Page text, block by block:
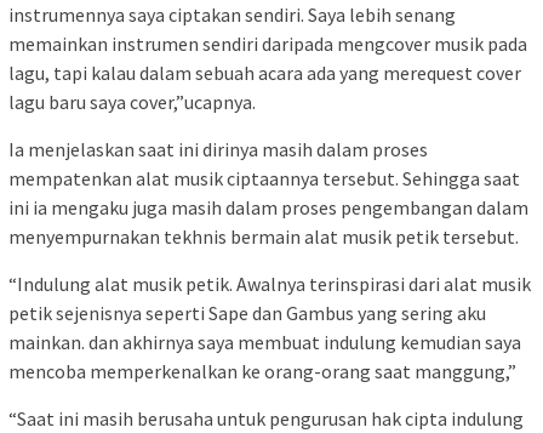
instrumennya saya ciptakan sendiri. Saya lebih senang
memainkan instrumen sendiri daripada mengcover musik pada
lagu, tapi kalau dalam sebuah acara ada yang merequest cover
lagu baru saya cover,”ucapnya.
Ia menjelaskan saat ini dirinya masih dalam proses
mempatenkan alat musik ciptaannya tersebut. Sehingga saat
ini ia mengaku juga masih dalam proses pengembangan dalam
menyempurnakan tekhnis bermain alat musik petik tersebut.
“Indulung alat musik petik. Awalnya terinspirasi dari alat musik
petik sejenisnya seperti Sape dan Gambus yang sering aku
mainkan. dan akhirnya saya membuat indulung kemudian saya
mencoba memperkenalkan ke orang-orang saat manggung,”
“Saat ini masih berusaha untuk pengurusan hak cipta indulung